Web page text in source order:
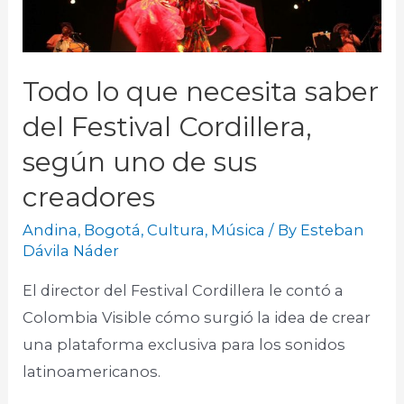
Todo lo que necesita saber
del Festival Cordillera,
según uno de sus
creadores
Andina, Bogotá,Cultura, Música / By Esteban
Dávila Náder
El director del Festival Cordillera le contó a
Colombia Visible cómo surgió la idea de crear
una plataforma exclusiva para los sonidos
latinoamericanos.